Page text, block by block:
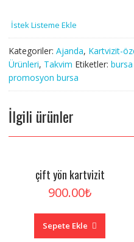
İstek Listeme Ekle
Kategoriler: Ajanda, Kartvizit-
Ürünleri, Takvim Etiketler:
promosyon bursa
İlgili ürünler
çift yön kartvizit
900.00₺
Sepete Ekle